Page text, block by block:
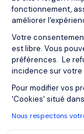
fonctionnement,
améliorer
Votre
est libre. Vous
préférences. Le
incidence sur votre
Pour modifier vos
'Cookies' situé
Nous respectons